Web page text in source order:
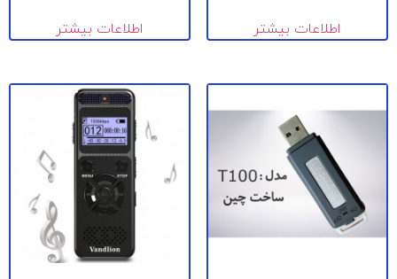
اطلاعات بیشتر اطلاعات بیشتر